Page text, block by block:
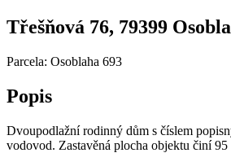
Třešňová 76, 79399
Parcela: Osoblaha 693
Popis
Dvoupodlažní rodinný dům s číslem
vodovod. Zastavěná plocha objektu činí 95